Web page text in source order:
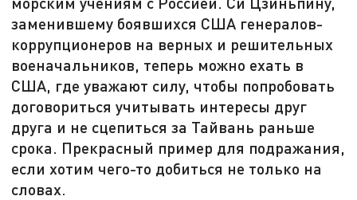
заменившему боявшихся США генералов-
коррупционеров на верных и решительных
военачальников, теперь можно ехать в
США, где уважают силу, чтобы попробовать
договориться учитывать интересы друг
друга и не сцепиться за Тайвань раньше
срока. Прекрасный пример для подражания,
если хотим чего-то добиться не только на
словах.